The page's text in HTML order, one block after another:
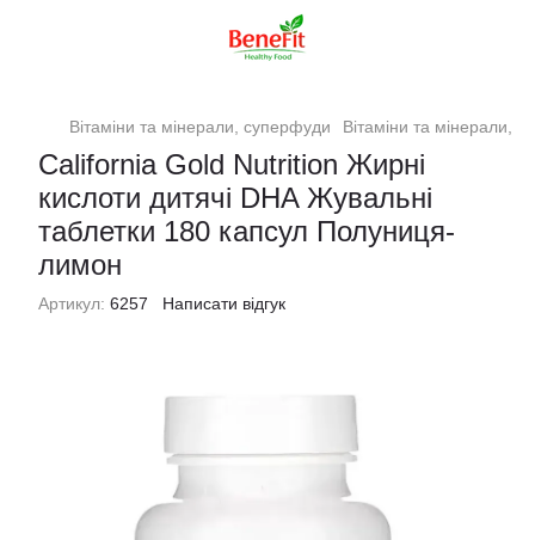
Вітаміни та мінерали, суперфуди Вітаміни та мінерали,
California Gold Nutrition Жирні
кислоти дитячі DHA Жувальні
таблетки 180 капсул Полуниця-
лимон
Артикул: 6257 Написати відгук